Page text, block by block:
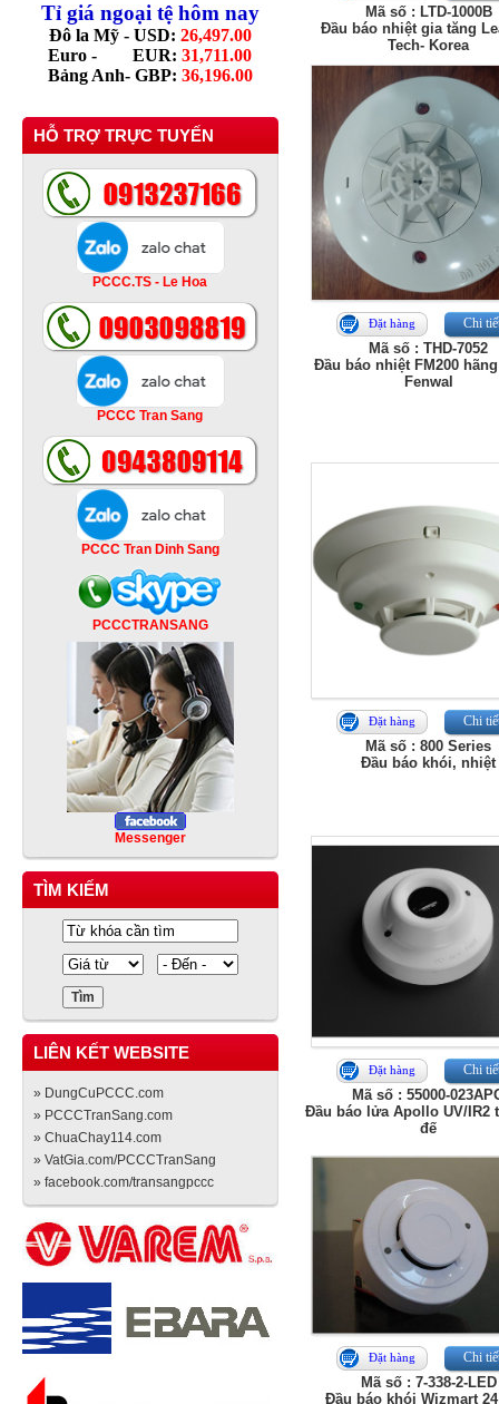
Tỉ giá ngoại tệ hôm nay
Đô la Mỹ - USD: 26,497.00
Euro - EUR: 31,711.00
Bảng Anh- GBP: 36,196.00
HỖ TRỢ TRỰC TUYẾN
PCCC.TS - Le Hoa
PCCC Tran Sang
PCCC Tran Dinh Sang
PCCCTRANSANG
Messenger
TÌM KIẾM
LIÊN KẾT WEBSITE
» DungCuPCCC.com
» PCCCTranSang.com
» ChuaChay114.com
» VatGia.com/PCCCTranSang
» facebook.com/transangpccc
Mã số : LTD-1000B
Đầu báo nhiệt gia tăng
Tech- Korea
Đặt hàng Chi
Mã số : THD-7052
Đầu báo nhiệt FM200
Fenwal
Đặt hàng Chi
Mã số : 800 Series
Đầu báo khói, nhiệt
Đặt hàng Chi
Mã số : 55000-
Đầu báo lửa Apollo UV/IR2
đế
Đặt hàng Chi
Mã số : 7-338-2-LED
Đầu báo khói Wizmart 24